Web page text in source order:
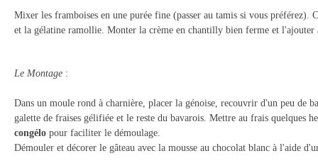
Mixer les framboises en une purée fine (passer au tamis si vous préférez).
et la gélatine ramollie. Monter la crème en chantilly bien ferme et
Le Montage :
Dans un moule rond à charnière, placer la génoise, recouvrir d'un peu de
galette de fraises gélifiée et le reste du bavarois. Mettre au frais quelques
congélo pour faciliter le démoulage.
Démouler et décorer le gâteau avec la mousse au chocolat blanc à l'aide